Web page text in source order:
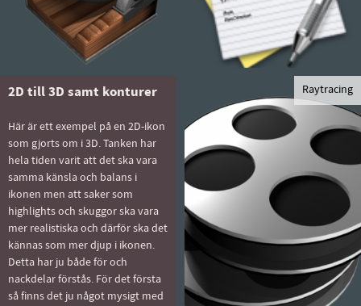
2D till 3D samt konturer
Här är ett exempel på en 2D-ikon
som gjorts om i 3D. Tanken har
hela tiden varit att det ska vara
samma känsla och balans i
ikonen men att saker som
highlights och skuggor ska vara
mer realistiska och därför ska det
kännas som mer djup i ikonen.
Detta har ju både för och
nackdelar förstås. För det första
så finns det ju något mysigt med
Raytracing